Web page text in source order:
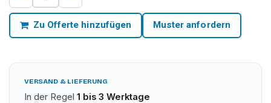
Zu Offerte hinzufügen Muster anfordern
VERSAND & LIEFERUNG
In der Regel 1 bis 3 Werktage